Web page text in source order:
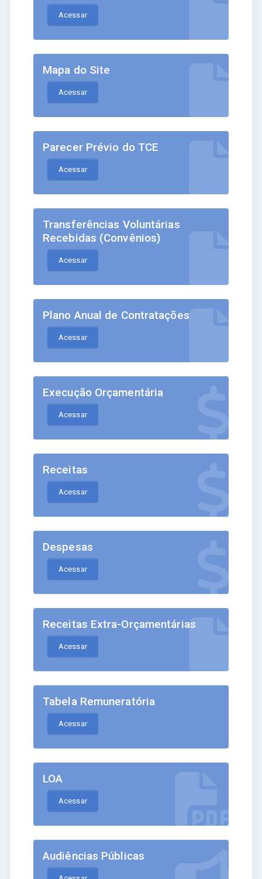
Acessar
Mapa do Site
Acessar
Parecer Prévio do TCE
Acessar
Transferências Voluntárias
Recebidas (Convênios)
Acessar
Plano Anual de Contratações
Acessar
Execução Orçamentária
Acessar
Receitas
Acessar
Despesas
Acessar
Receitas Extra-Orçamentárias
Acessar
Tabela Remuneratória
Acessar
LOA
Acessar
Audiências Públicas